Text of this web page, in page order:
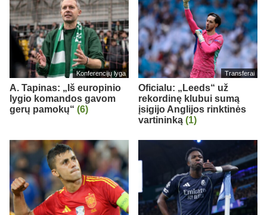
Konferencijų lyga
A. Tapinas: „Iš europinio
lygio komandos gavom
gerų pamokų“ (6)
Transferai
Oficialu: „Leeds“ už
rekordinę klubui sumą
įsigijo Anglijos rinktinės
vartininką (1)